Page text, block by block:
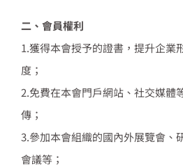
二、會員權利
1.獲得本會授予的證書，提升企業
度；
2.免費在本會門戶網站、社交媒體
傳；
3.參加本會組織的國內外展覽會、
會議等；